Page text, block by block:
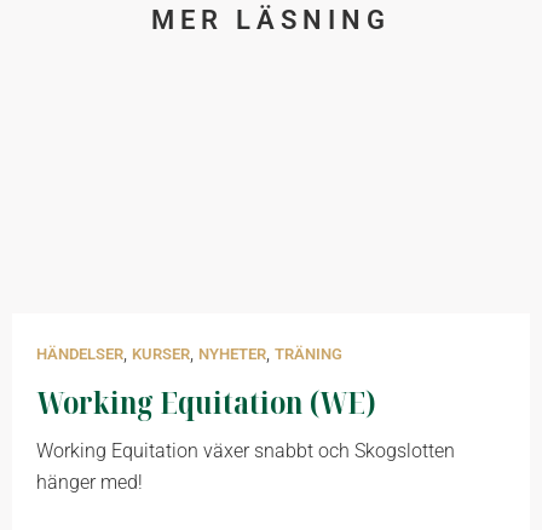
MER LÄSNING
HÄNDELSER KURSER NYHETER TRÄNING
Working Equitation (WE)
Working Equitation växer snabbt och Skogslotten
hänger med!